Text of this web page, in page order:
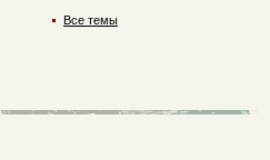
Все темы